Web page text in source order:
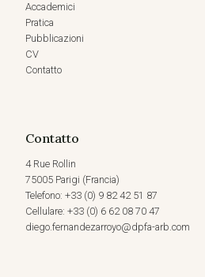
Accademici
Pratica
Pubblicazioni
CV
Contatto
Contatto
4 Rue Rollin
75005 Parigi (Francia)
Telefono: +33 (0) 9 82 42 51 87
Cellulare: +33 (0) 6 62 08 70 47
diego.fernandezarroyo@dpfa-arb.com